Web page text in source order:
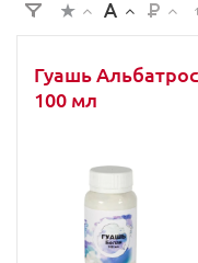
Гуашь
100 мл